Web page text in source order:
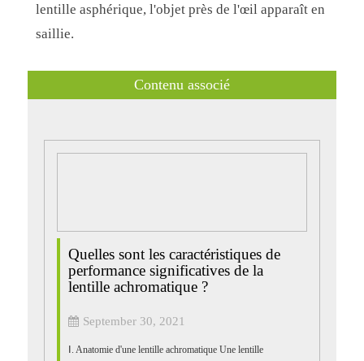
lentille asphérique, l'objet près de l'œil apparaît en
saillie.
Contenu associé
Quelles sont les caractéristiques de
performance significatives de la
lentille achromatique ?
September 30, 2021
Ⅰ. Anatomie d'une lentille achromatique Une lentille